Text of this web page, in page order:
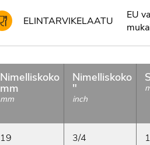
ELINTARVIKELAATU
EU
Nimelliskoko
mm
mm
Nimelliskoko
"
inch
19 3/4